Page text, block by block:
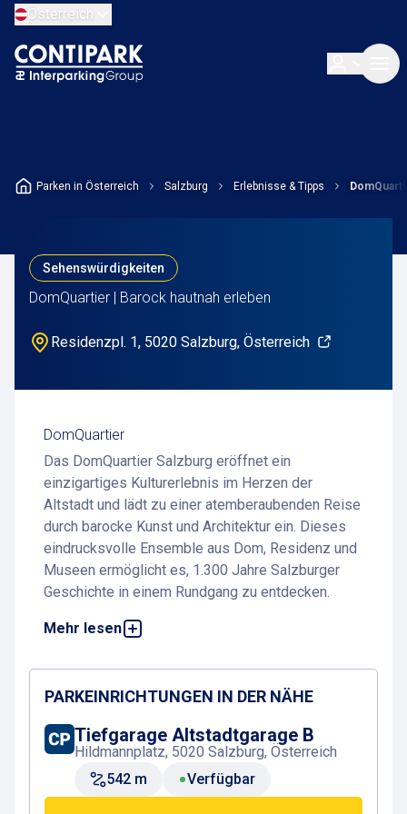
Österreich
Parken in Österreich Salzburg Erlebnisse & Tipps
Sehenswürdigkeiten
DomQuartier | Barock hautnah erleben
Residenzpl. 1, 5020 Salzburg, Österreich
DomQuartier
Das DomQuartier Salzburg eröffnet ein
einzigartiges Kulturerlebnis im Herzen der
Altstadt und lädt zu einer atemberaubenden Reise
durch barocke Kunst und Architektur ein. Dieses
eindrucksvolle Ensemble aus Dom, Residenz und
Museen ermöglicht es, 1.300 Jahre Salzburger
Geschichte in einem Rundgang zu entdecken.
Mehr lesen
Parken am DomQuartier Salzburg ist denkbar
finden sich auf dieser Seite.
Highlights und Besonderheiten
Das DomQuartier begeistert durch die nahtlose
Verbindung mehrerer historischer Orte zu einem
einzigartigen Rundgang: vom Salzburger Dom
PARKEINRICHTUNGEN IN DER NÄHE
Tiefgarage Altstadtgarage B
Hildmannplatz, 5020 Salzburg, Österreich
542 m
Verfügbar